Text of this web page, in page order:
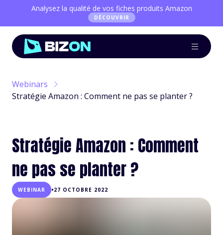
Analysez la qualité de vos fiches produits Amazon
DÉCOUVRIR
Webinars
Stratégie Amazon : Comment ne pas se planter ?
Stratégie Amazon : Comment
ne pas se planter ?
WEBINAR •27 OCTOBRE 2022